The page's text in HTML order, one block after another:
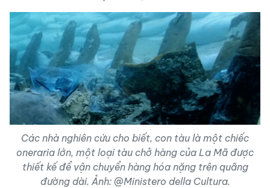
Các nhà nghiên cứu cho biết, con tàu là một chiếc
oneraria lớn, một loại tàu chở hàng của La Mã được
thiết kế để vận chuyển hàng hóa nặng trên quãng
đường dài. Ảnh: @Ministero della Cultura.